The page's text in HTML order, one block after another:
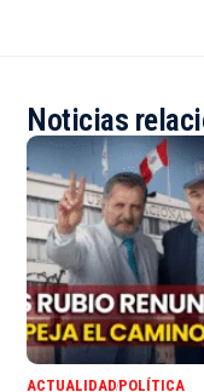
Noticias
ACTUALIDADPOLÍTICA